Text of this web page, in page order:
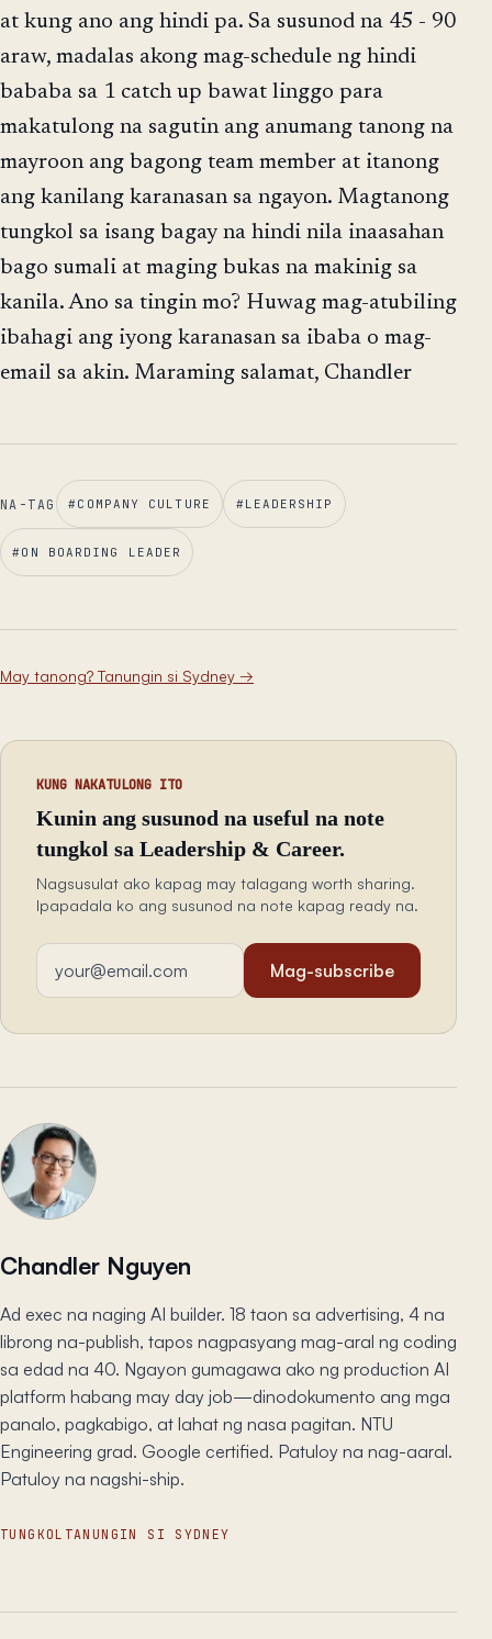
at kung ano ang hindi pa. Sa susunod na 45 - 90
araw, madalas akong mag-schedule ng hindi
bababa sa 1 catch up bawat linggo para
makatulong na sagutin ang anumang tanong na
mayroon ang bagong team member at itanong
ang kanilang karanasan sa ngayon. Magtanong
tungkol sa isang bagay na hindi nila inaasahan
bago sumali at maging bukas na makinig sa
kanila. Ano sa tingin mo? Huwag mag-atubiling
ibahagi ang iyong karanasan sa ibaba o mag-
email sa akin. Maraming salamat, Chandler
NA-TAG #COMPANY CULTURE #LEADERSHIP
#ON BOARDING LEADER
May tanong? Tanungin si Sydney →
KUNG NAKATULONG ITO
Kunin ang susunod na useful na note
tungkol sa Leadership & Career.
Nagsusulat ako kapag may talagang worth sharing.
Ipapadala ko ang susunod na note kapag ready na.
Email address
Mag-subscribe
Chandler Nguyen
Ad exec na naging AI builder. 18 taon sa advertising, 4 na
librong na-publish, tapos nagpasyang mag-aral ng coding
sa edad na 40. Ngayon gumagawa ako ng production AI
platform habang may day job—dinodokumento ang mga
panalo, pagkabigo, at lahat ng nasa pagitan. NTU
Engineering grad. Google certified. Patuloy na nag-aaral.
Patuloy na nagshi-ship.
TUNGKOL TANUNGIN SI SYDNEY